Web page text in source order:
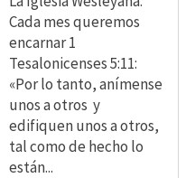
Cada mes queremos
encarnar 1
Tesalonicenses 5:11:
«Por lo tanto, anímense
unos a otros y
edifiquen unos a otros,
tal como de hecho lo
están...